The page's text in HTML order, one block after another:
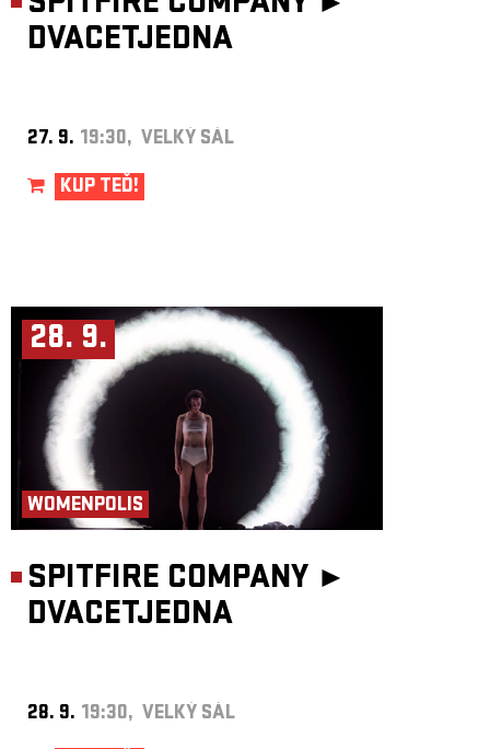
DVACETJEDNA
27. 9. 19:30, VELKÝ SÁL
KUP TEĎ!
28. 9.
WOMENPOLIS
SPITFIRE COMPANY ►
DVACETJEDNA
28. 9. 19:30, VELKÝ SÁL